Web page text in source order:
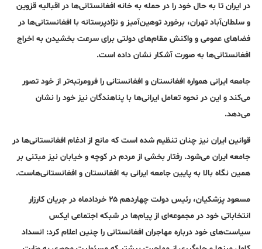
در ایران تا به حال خود را در حمله به خانه افغانستانی‌ها در اقبالیه قزوین
و سلطان‌آباد تهران، برخورد توهین‌آمیز و نژادپرستانه با افغانستانی‌ها در
فضاهای عمومی و واکنش مقام‌های دولتی برای سرعت بخشیدن به اخراج
افغانستانی‌ها به صورت آشکار نشان داده است.
جامعه ایرانی همواره افغانستان و افغانستانی را فرومرتبه‌تر از خود تصور
می‌کند و این در نحوه تعامل ایرانی‌ها با پناهندگان نیز خود را نشان
می‌دهد.
قوانین ایران نیز چنان تنظیم شده است که مانع از ادغام افغانستانی‌ها در
جامعه ایران می‌شود. رفتار بخشی از مردم در کوچه و خیابان نیز مبتنی‌ بر
همین نگاه بالا به پایین جامعه ایرانی به افغانستان و افغانستانی‌هاست.
مسعود پزشکیان، رئیس دولت چهاردهم ۲۵ خردادماه در جریان کارزار
انتخاباتی خود در مجموعه‌ای از پیام‌ها در شبکه اجتماعی ایکس
سیاست‌های خود درباره مهاجران افغانستانی را چنین اعلام کرد: انسداد